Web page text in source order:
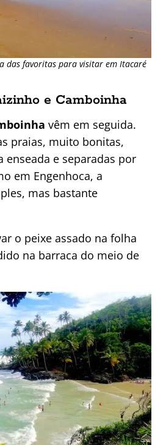
das favoritas para visitar em Itacaré
e Camboinha
vêm em seguida.
praias, muito bonitas,
e separadas por
em Engenhoca, a
mas bastante
o peixe assado na folha
na barraca do meio de